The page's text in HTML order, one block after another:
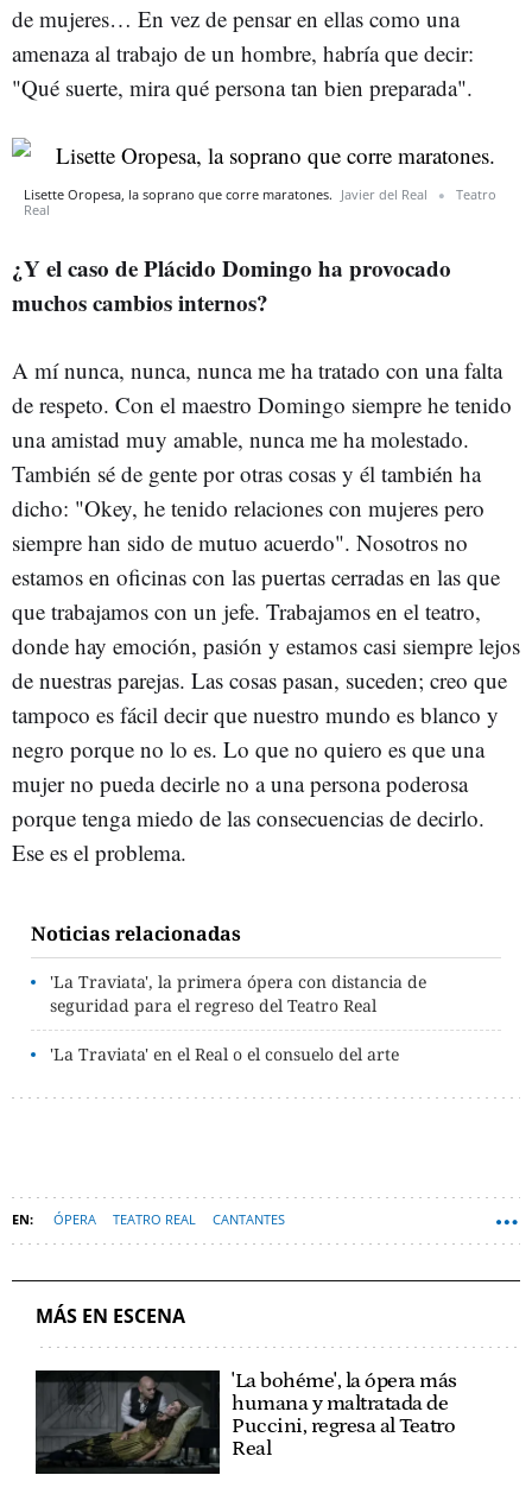
de mujeres… En vez de pensar en ellas como una
amenaza al trabajo de un hombre, habría que decir:
"Qué suerte, mira qué persona tan bien preparada".
Lisette Oropesa, la soprano que corre maratones. Javier del Real
Teatro
Real
¿Y el caso de Plácido Domingo ha provocado
muchos cambios internos?
A mí nunca, nunca, nunca me ha tratado con una falta
de respeto. Con el maestro Domingo siempre he tenido
una amistad muy amable, nunca me ha molestado.
También sé de gente por otras cosas y él también ha
dicho: "Okey, he tenido relaciones con mujeres pero
siempre han sido de mutuo acuerdo". Nosotros no
estamos en oficinas con las puertas cerradas en las que
que trabajamos con un jefe. Trabajamos en el teatro,
donde hay emoción, pasión y estamos casi siempre lejos
de nuestras parejas. Las cosas pasan, suceden; creo que
tampoco es fácil decir que nuestro mundo es blanco y
negro porque no lo es. Lo que no quiero es que una
mujer no pueda decirle no a una persona poderosa
porque tenga miedo de las consecuencias de decirlo.
Ese es el problema.
Noticias relacionadas
'La Traviata', la primera ópera con distancia de
seguridad para el regreso del Teatro Real
'La Traviata' en el Real o el consuelo del arte
ÓPERA TEATRO REAL CANTANTES
MÁS EN ESCENA
'La bohéme', la ópera más
humana y maltratada de
Puccini, regresa al Teatro
Real